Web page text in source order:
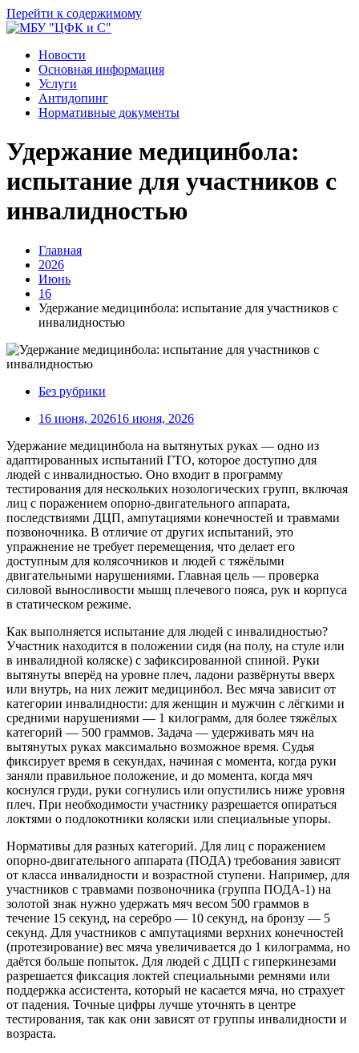
Перейти к содержимому
Новости
Основная информация
Услуги
Антидопинг
Нормативные документы
Удержание медицинбола:
испытание для участников с
инвалидностью
Главная
2026
Июнь
16
Удержание медицинбола: испытание для участников с
инвалидностью
Без рубрики
16 июня, 202616 июня, 2026
Удержание медицинбола на вытянутых руках — одно из
адаптированных испытаний ГТО, которое доступно для
людей с инвалидностью. Оно входит в программу
тестирования для нескольких нозологических групп, включая
лиц с поражением опорно-двигательного аппарата,
последствиями ДЦП, ампутациями конечностей и травмами
позвоночника. В отличие от других испытаний, это
упражнение не требует перемещения, что делает его
доступным для колясочников и людей с тяжёлыми
двигательными нарушениями. Главная цель — проверка
силовой выносливости мышц плечевого пояса, рук и корпуса
в статическом режиме.
Как выполняется испытание для людей с инвалидностью?
Участник находится в положении сидя (на полу, на стуле или
в инвалидной коляске) с зафиксированной спиной. Руки
вытянуты вперёд на уровне плеч, ладони развёрнуты вверх
или внутрь, на них лежит медицинбол. Вес мяча зависит от
категории инвалидности: для женщин и мужчин с лёгкими и
средними нарушениями — 1 килограмм, для более тяжёлых
категорий — 500 граммов. Задача — удерживать мяч на
вытянутых руках максимально возможное время. Судья
фиксирует время в секундах, начиная с момента, когда руки
заняли правильное положение, и до момента, когда мяч
коснулся груди, руки согнулись или опустились ниже уровня
плеч. При необходимости участнику разрешается опираться
локтями о подлокотники коляски или специальные упоры.
Нормативы для разных категорий. Для лиц с поражением
опорно-двигательного аппарата (ПОДА) требования зависят
от класса инвалидности и возрастной ступени. Например, для
участников с травмами позвоночника (группа ПОДА-1) на
золотой знак нужно удержать мяч весом 500 граммов в
течение 15 секунд, на серебро — 10 секунд, на бронзу — 5
секунд. Для участников с ампутациями верхних конечностей
(протезирование) вес мяча увеличивается до 1 килограмма, но
даётся больше попыток. Для людей с ДЦП с гиперкинезами
разрешается фиксация локтей специальными ремнями или
поддержка ассистента, который не касается мяча, но страхует
от падения. Точные цифры лучше уточнять в центре
тестирования, так как они зависят от группы инвалидности и
возраста.